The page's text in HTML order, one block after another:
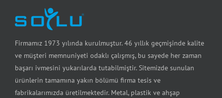
Firmamız 1973 yılında kurulmuştur. 46 yıllık geçmişinde kalite
ve müşteri memnuniyeti odaklı çalışmış, bu sayede her zaman
başarı ivmesini yukarılarda tutabilmiştir. Sitemizde sunulan
ürünlerin tamamına yakın bölümü firma tesis ve
fabrikalarımızda üretilmektedir. Metal, plastik ve ahşap